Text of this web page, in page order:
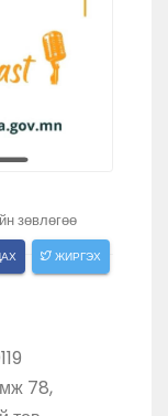
зөвлөгөө
ЖИРГЭХ
78,